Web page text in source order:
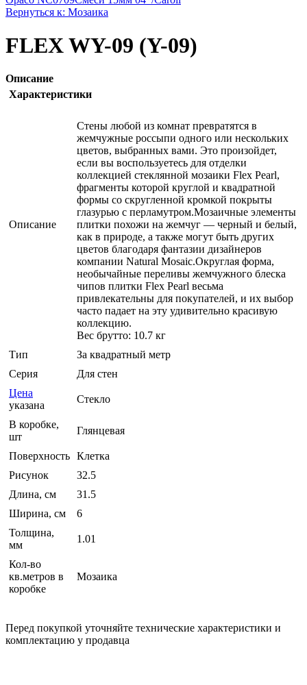
Вернуться к: Мозаика
FLEX WY-09 (Y-09)
Описание
Характеристики
Описание
Стены любой из комнат превратятся в
жемчужные россыпи одного или нескольких
цветов, выбранных вами. Это произойдет,
если вы воспользуетесь для отделки
коллекцией стеклянной мозаики Flex Peаrl,
фрагменты которой круглой и квадратной
формы со скругленной кромкой покрыты
глазурью с перламутром.Мозаичные элементы
плитки похожи на жемчуг — черный и белый,
как в природе, а также могут быть других
цветов благодаря фантазии дизайнеров
компании Natural Mosaic.Округлая форма,
необычайные переливы жемчужного блеска
чипов плитки Flex Peаrl весьма
привлекательны для покупателей, и их выбор
часто падает на эту удивительно красивую
коллекцию.
Вес брутто: 10.7 кг
Тип
За квадратный метр
Серия
Для стен
Цена
указана
Стекло
В коробке,
шт
Глянцевая
Поверхность Клетка
Рисунок
32.5
Длина, см
31.5
Ширина, см
6
Толщина,
мм
1.01
Кол-во
кв.метров в
коробке
Мозаика
Перед покупкой уточняйте технические характеристики и
комплектацию у продавца